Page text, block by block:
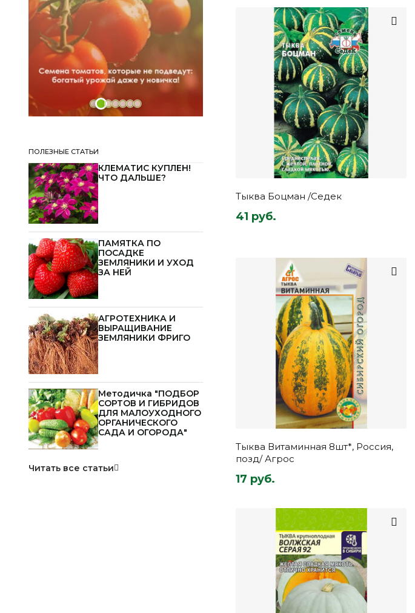
Тыква Боцман /Седек
41 руб.
Тыква Витаминная 8шт*, Россия,
позд/ Агрос
17 руб.
ПОЛЕЗНЫЕ СТАТЬИ
КЛЕМАТИС КУПЛЕН!
ЧТО ДАЛЬШЕ?
ПАМЯТКА ПО
ПОСАДКЕ
ЗЕМЛЯНИКИ И УХОД
ЗА НЕЙ
АГРОТЕХНИКА И
ВЫРАЩИВАНИЕ
ЗЕМЛЯНИКИ ФРИГО
Методичка "ПОДБОР
СОРТОВ И ГИБРИДОВ
ДЛЯ МАЛОУХОДНОГО
ОРГАНИЧЕСКОГО
САДА И ОГОРОДА"
Читать все статьи